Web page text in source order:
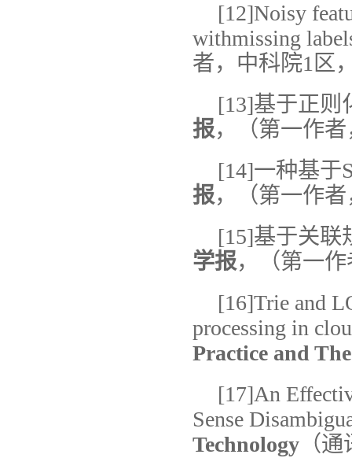
[12]Noisy
withmissing
者，中科院1区
[13]基于正则
报，（第一作者
[14]一种基于
报，（第一作者
[15]基于关联
学报，（第一作
[16]Trie and
processing in
Practice and
[17]An
Sense
Technology （